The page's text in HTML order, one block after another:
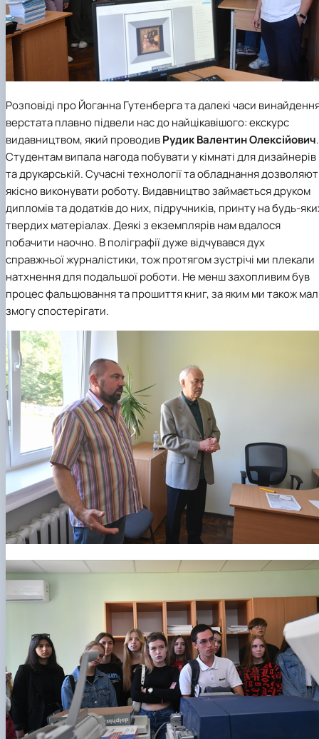
Розповіді про Йоганна Гутенберга та далекі часи
верстата плавно підвели нас до найцікавішого: екскурс
видавництвом, який проводивРудик Валентин Олексійович.
Студентам випала нагода побувати у кімнаті для дизайнерів
та друкарській. Сучасні технології та обладнання
якісно виконувати роботу. Видавництво займається друком
дипломів та додатків до них, підручників, принту на будь-
твердих матеріалах. Деякі з екземплярів нам вдалося
побачити наочно. В поліграфії дуже відчувався дух
справжньої журналістики, тож протягом зустрічі ми плекали
натхнення для подальшої роботи. Не менш захопливим був
процес фальцювання та прошиття книг, за яким ми також
змогу спостерігати.